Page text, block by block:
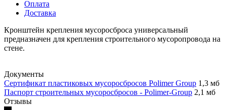
Оплата
Доставка
Кронштейн крепления мусоросброса универсальный
предназначен для крепления строительного мусоропровода на
стене.
Документы
Сертификат пластиковых мусоросбросов Polimer Group 1,3 мб
Паспорт строительных мусоросбросов - Polimer-Group 2,1 мб
Отзывы